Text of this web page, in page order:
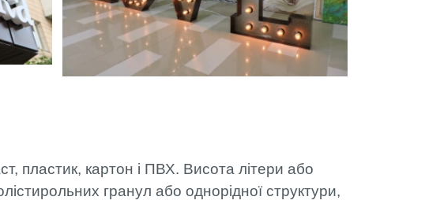
пластик, картон і ПВХ. Висота літери або
гранул або однорідної структури,